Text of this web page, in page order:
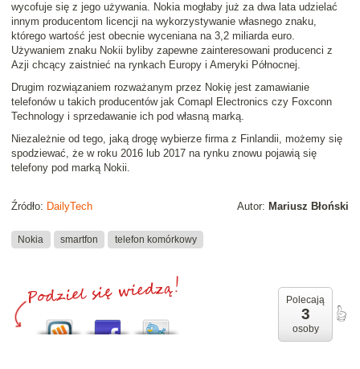
wycofuje się z jego używania. Nokia mogłaby już za dwa lata udzielać
innym producentom licencji na wykorzystywanie własnego znaku,
którego wartość jest obecnie wyceniana na 3,2 miliarda euro.
Używaniem znaku Nokii byliby zapewne zainteresowani producenci z
Azji chcący zaistnieć na rynkach Europy i Ameryki Północnej.
Drugim rozwiązaniem rozważanym przez Nokię jest zamawianie
telefonów u takich producentów jak Comapl Electronics czy Foxconn
Technology i sprzedawanie ich pod własną marką.
Niezależnie od tego, jaką drogę wybierze firma z Finlandii, możemy się
spodziewać, że w roku 2016 lub 2017 na rynku znowu pojawią się
telefony pod marką Nokii.
Autor: Mariusz Błoński
Źródło: DailyTech
Nokia smartfon telefon komórkowy
Polecają
3
osoby